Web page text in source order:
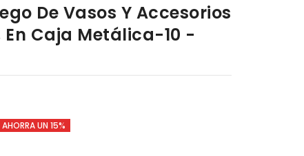
De Vasos Y Accesorios
En Caja Metálica-10 -
AHORRA UN 15%